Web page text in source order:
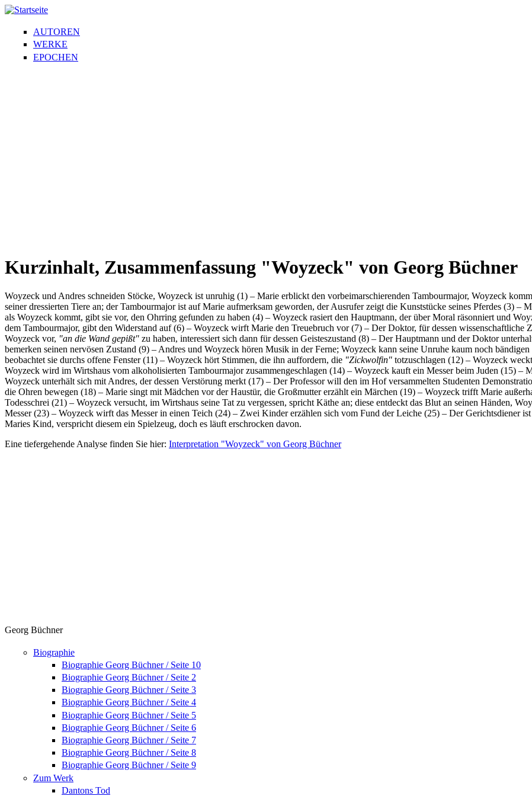
AUTOREN
WERKE
EPOCHEN
Kurzinhalt, Zusammenfassung "Woyzeck" von Georg Büchner
Woyzeck und Andres schneiden Stöcke, Woyzeck ist unruhig (1) – Marie erblickt den vorbeimarschierenden Tambourmajor, Woyzeck
seiner dressierten Tiere an; der Tambourmajor ist auf Marie aufmerksam geworden, der Ausrufer zeigt die Kunststücke seines Pferdes (3) –
als Woyzeck kommt, gibt sie vor, den Ohrring gefunden zu haben (4) – Woyzeck rasiert den Hauptmann, der über Moral räsonniert und
dem Tambourmajor, gibt den Widerstand auf (6) – Woyzeck wirft Marie den Treuebruch vor (7) – Der Doktor, für dessen
Woyzeck vor, "an die Wand gepißt" zu haben, interessiert sich dann für dessen Geisteszustand (8) – Der Hauptmann und der Doktor
bemerken seinen nervösen Zustand (9) – Andres und Woyzeck hören Musik in der Ferne; Woyzeck kann seine Unruhe kaum noch
beobachtet sie durchs offene Fenster (11) – Woyzeck hört Stimmen, die ihn auffordern, die "Zickwolfin" totzuschlagen (12) – Woyzeck
Woyzeck wird im Wirtshaus vom alkoholisierten Tambourmajor zusammengeschlagen (14) – Woyzeck kauft ein Messer beim Juden (15) –
Woyzeck unterhält sich mit Andres, der dessen Verstörung merkt (17) – Der Professor will den im Hof versammelten Studenten
die Ohren bewegen (18) – Marie singt mit Mädchen vor der Haustür, die Großmutter erzählt ein Märchen (19) – Woyzeck trifft Marie
Todesschrei (21) – Woyzeck versucht, im Wirtshaus seine Tat zu vergessen, spricht Käthe an; diese entdeckt das Blut an seinen Händen,
Messer (23) – Woyzeck wirft das Messer in einen Teich (24) – Zwei Kinder erzählen sich vom Fund der Leiche (25) – Der Gerichtsdiener
Maries Kind, verspricht diesem ein Spielzeug, doch es läuft erschrocken davon.
Eine tiefergehende Analyse finden Sie hier: Interpretation "Woyzeck" von Georg Büchner
Georg Büchner
Biographie
Biographie Georg Büchner / Seite 10
Biographie Georg Büchner / Seite 2
Biographie Georg Büchner / Seite 3
Biographie Georg Büchner / Seite 4
Biographie Georg Büchner / Seite 5
Biographie Georg Büchner / Seite 6
Biographie Georg Büchner / Seite 7
Biographie Georg Büchner / Seite 8
Biographie Georg Büchner / Seite 9
Zum Werk
Dantons Tod